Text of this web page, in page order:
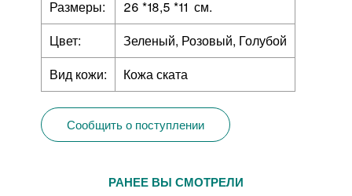
Размеры:
26 *18,5 *11 см.
Цвет:
Зеленый, Розовый, Голубой
Вид кожи:
Кожа ската
Сообщить о поступлении
РАНЕЕ ВЫ СМОТРЕЛИ